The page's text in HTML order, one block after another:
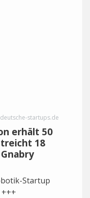
deutsche-startups.de
erhält 50
18
Startup